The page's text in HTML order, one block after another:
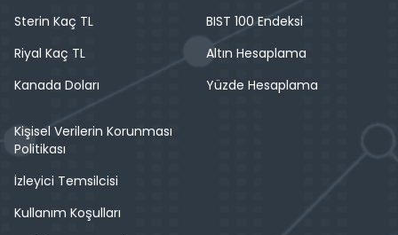
Sterin Kaç TL
Riyal Kaç TL
Kanada Doları
BIST 100 Endeksi
Altın Hesaplama
Yüzde Hesaplama
Kişisel Verilerin Korunması
Politikası
İzleyici Temsilcisi
Kullanım Koşulları